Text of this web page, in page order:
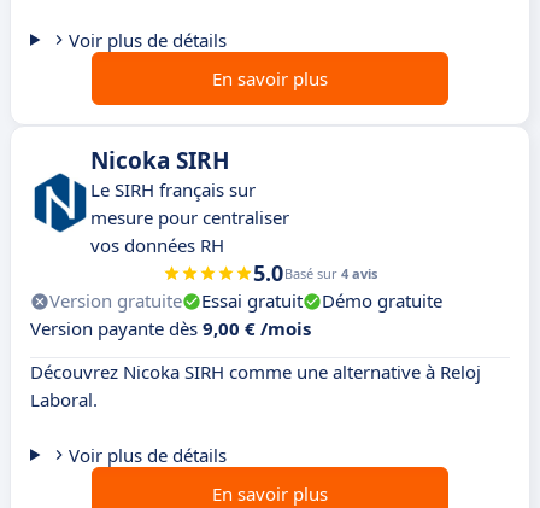
Voir plus de détails
En savoir plus
Nicoka SIRH
Le SIRH français sur
mesure pour centraliser
vos données RH
5.0Basé sur 4 avis
Version gratuite Essai gratuit
Démo gratuite
Version payante dès 9,00 € /mois
Découvrez Nicoka SIRH comme une alternative à Reloj
Laboral.
Voir plus de détails
En savoir plus